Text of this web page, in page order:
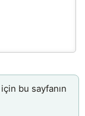
bu sayfanın